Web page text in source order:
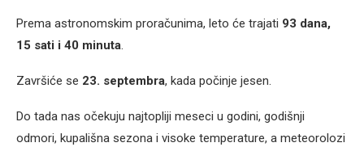
Prema astronomskim proračunima, leto će trajati 93 dana,
15 sati i 40 minuta.
Završiće se 23. septembra, kada počinje jesen.
Do tada nas očekuju najtopliji meseci u godini, godišnji
odmori, kupališna sezona i visoke temperature, a meteorolozi